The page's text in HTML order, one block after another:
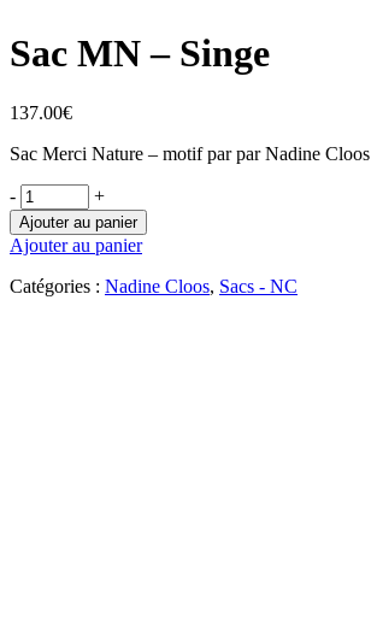
Sac MN – Singe
137.00€
Sac Merci Nature – motif par par Nadine Cloos
- +
Ajouter au panier
Ajouter au panier
Catégories : Nadine Cloos, Sacs - NC